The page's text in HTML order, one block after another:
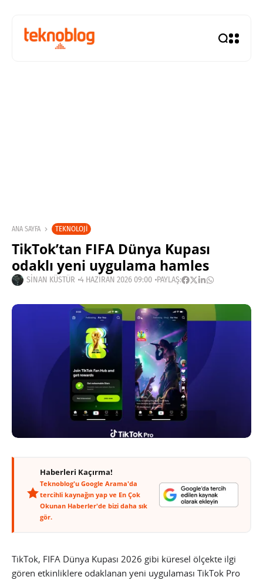
ANA SAYFA TEKNOLOJI
TikTok’tan FIFA Dünya Kupası
odaklı yeni uygulama hamles
SINAN KÜSTÜR 4 HAZIRAN 2026 09:00 PAYLAŞ:
Haberleri Kaçırma!
Teknoblog'u Google Arama'da
tercihli kaynağın yap ve En Çok
Okunan Haberler'de bizi daha sık
gör.
TikTok, FIFA Dünya Kupası 2026 gibi küresel ölçekte ilgi
gören etkinliklere odaklanan yeni uygulaması TikTok Pro